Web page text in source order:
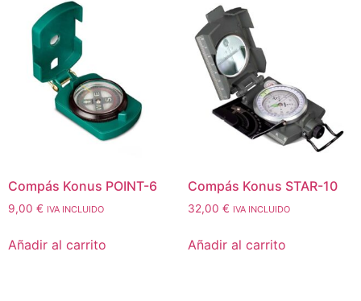
Compás Konus POINT-6
9,00 € IVA INCLUIDO
Añadir al carrito
Compás Konus STAR-10
32,00 € IVA INCLUIDO
Añadir al carrito